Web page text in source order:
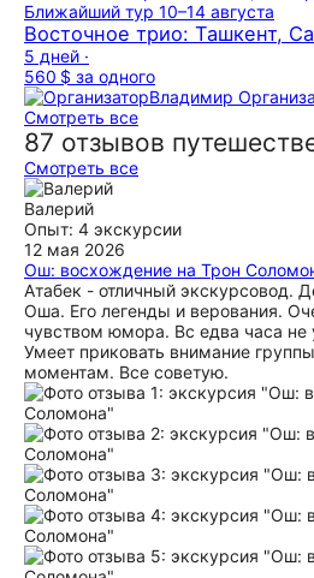
Ближайший тур 10–14 августа
Восточное трио: Ташкент,
5 дней ·
560 $ за одного
Владимир
Смотреть все
87 отзывов
Смотреть все
Валерий
Опыт: 4 экскурсии
12 мая 2026
Ош: восхождение на Трон
Атабек - отличный экскурсовод.
Оша. Его легенды и верования.
чувством юмора. Вс едва часа не
Умеет приковать внимание
моментам. Все советую.